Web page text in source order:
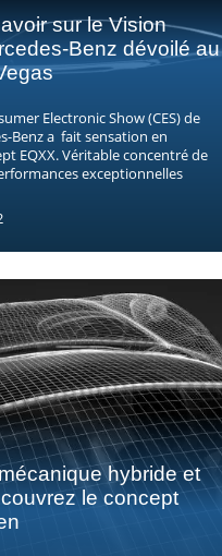
sur le Vision
Benz dévoilé au
Electronic Show (CES) de
Benz a fait sensation en
EQXX. Véritable concentré de
exceptionnelles
hybride et
le concept